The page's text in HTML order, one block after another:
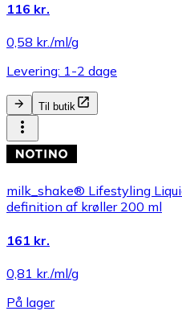
116 kr.
0,58 kr./ml/g
Levering: 1-2 dage
Til butik
milk_shake® Lifestyling
definition af krøller 200 ml
161 kr.
0,81 kr./ml/g
På lager